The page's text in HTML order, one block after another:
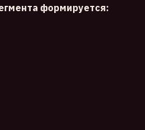
формируется: